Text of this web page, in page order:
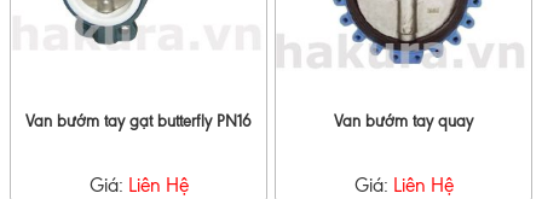
Van bướm tay gạt butterfly PN16
Giá: Liên Hệ
Van bướm tay quay
Giá: Liên Hệ